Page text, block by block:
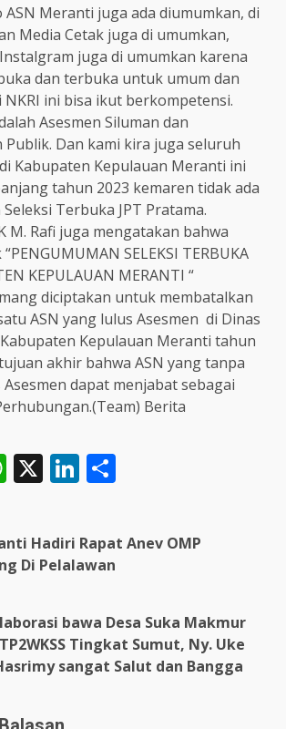
ASN Meranti juga ada diumumkan, di
Media Cetak juga di umumkan,
juga di umumkan karena
dan terbuka untuk umum dan
NKRI ini bisa ikut berkompetensi.
Asesmen Siluman dan
Publik. Dan kami kira juga seluruh
Kabupaten Kepulauan Meranti ini
tahun 2023 kemaren tidak ada
Terbuka JPT Pratama.
M. Rafi juga mengatakan bahwa
SELEKSI TERBUKA
KEPULAUAN MERANTI “
diciptakan untuk membatalkan
ASN yang lulus Asesmen di Dinas
Kepulauan Meranti tahun
akhir bahwa ASN yang tanpa
dapat menjabat sebagai
Berita
WhatsApp
X LinkedIn
Hadiri Rapat Anev OMP
Di Pelalawan
bawa Desa Suka Makmur
Tingkat Sumut, Ny. Uke
sangat Salut dan Bangga